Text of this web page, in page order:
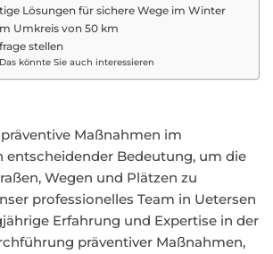
Lösungen für sichere Wege im Winter
Umkreis von 50 km
stellen
Das könnte Sie auch interessieren
Maßnahmen im
entscheidender Bedeutung, um die
Wegen und Plätzen zu
professionelles Team in Uetersen
Erfahrung und Expertise in der
präventiver Maßnahmen,